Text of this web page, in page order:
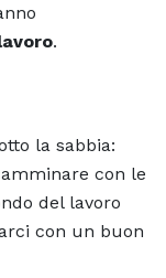
.
la sabbia:
con le
del lavoro
con un buon